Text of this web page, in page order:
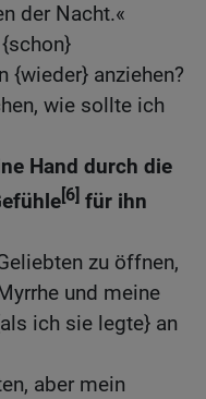
der Nacht.«
{wieder} anziehen?
wie sollte ich
Hand durch die
[6] für ihn
zu öffnen,
und meine
ich sie legte} an
aber mein